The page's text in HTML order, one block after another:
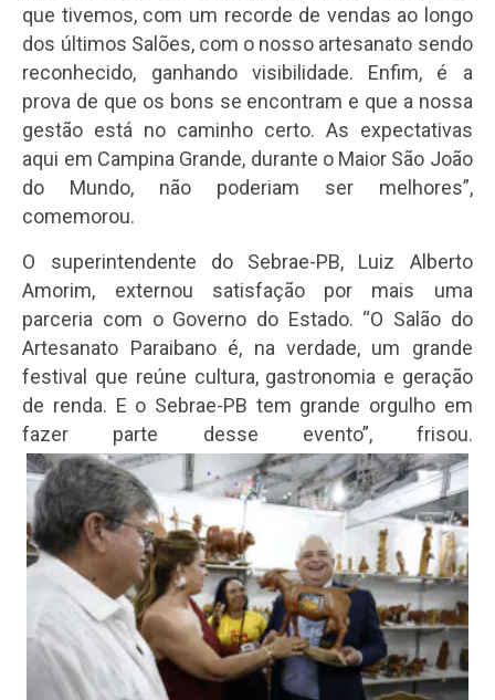
que tivemos, com um recorde de vendas ao longo
dos últimos Salões, com o nosso artesanato sendo
reconhecido, ganhando visibilidade. Enfim, é a
prova de que os bons se encontram e que a nossa
gestão está no caminho certo. As expectativas
aqui em Campina Grande, durante o Maior São João
do Mundo, não poderiam ser melhores”,
comemorou.
O superintendente do Sebrae-PB, Luiz Alberto
Amorim, externou satisfação por mais uma
parceria com o Governo do Estado. “O Salão do
Artesanato Paraibano é, na verdade, um grande
festival que reúne cultura, gastronomia e geração
de renda. E o Sebrae-PB tem grande orgulho em
fazer parte desse evento”, frisou.